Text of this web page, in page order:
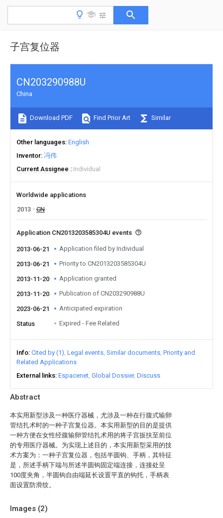
子宫复位器
Abstract
本实用新型涉及一种医疗器械，尤涉及一种在行腹式输卵
管结扎术时的一种子宫复位器。本实用新型的目的是提供
一种方便在女性经腹输卵管结扎术用的将子宫扳扶至前位
的专用医疗器械。为实现上述目的，本实用新型采用的技
术方案为：一种子宫复位器，包括半圆钩、手柄，其特征
是，所述手柄下端与所述半圆钩固定端连接，连接处呈
100度夹角，半圆钩自由端延长设置平直的钩托，手柄表
面设置防滑纹。
Images (2)
CN203290988U
China
Download PDF Find Prior Art Similar
Other languages English
Inventor 冯伟
Current Assignee
Individual
Worldwide applications
2013
CN
Application CN2013203585304U events
2013-06-21 Application filed by Individual
2013-06-21 Priority to CN2013203585304U
2013-11-20 Application granted
2013-11-20 Publication of CN203290988U
2023-06-21 Anticipated expiration
Status Expired - Fee Related
Info Cited by (1) Legal events Similar documents Priority and
Related Applications
External links Espacenet Global Dossier Discuss